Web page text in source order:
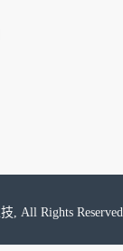
, All Rights Reserved